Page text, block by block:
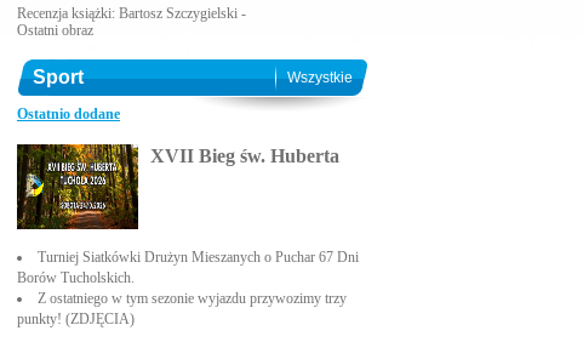
Recenzja książki: Bartosz Szczygielski -
Ostatni obraz
Sport Wszystkie
Ostatnio dodane
XVII Bieg św. Huberta
Turniej Siatkówki Drużyn Mieszanych o Puchar 67 Dni
Borów Tucholskich.
Z ostatniego w tym sezonie wyjazdu przywozimy trzy
punkty! (ZDJĘCIA)